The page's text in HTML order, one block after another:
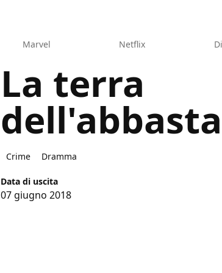
Marvel Netflix
La terra
Crime Dramma
Data di uscita
07 giugno 2018